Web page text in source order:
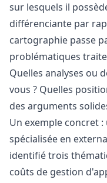
sur lesquels il
différenciante par
cartographie passe
problématiques
Quelles analyses ou
vous ? Quelles
des arguments
Un exemple concret
spécialisée en
identifié trois
coûts de gestion